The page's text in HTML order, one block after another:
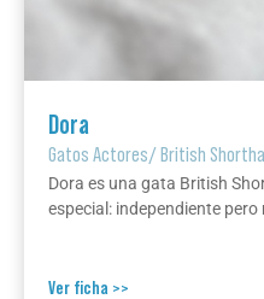
Dora
Gatos Actores/British
Dora es una gata British
especial: independiente
Ver ficha >>